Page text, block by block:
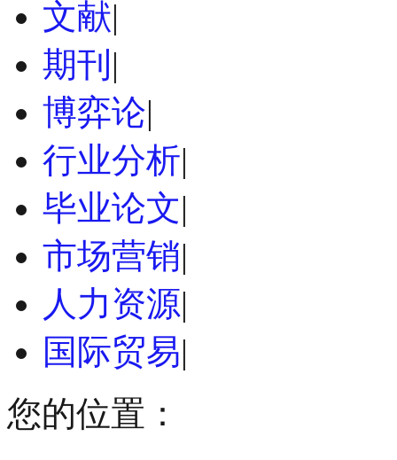
文献|
期刊 |
博弈论|
行业分析|
毕业论文|
市场营销|
人力资源|
国际贸易|
您的位置：